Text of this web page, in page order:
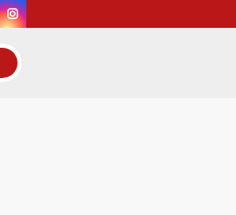
പേരെ തരംതാഴ്ത്തി സര്‍ക്കാര്‍ ഉത്തരവ്.
instagram